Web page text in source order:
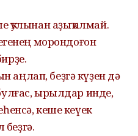
ҡулынан аҙыҡ алмай.
морондоғон
беҙгә күҙен дә
ырылдар инде,
кеше кеүек